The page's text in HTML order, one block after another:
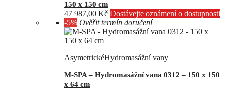
150 x 150 cm
47 987,00 Kč Dostávejte oznámení o dostupnosti
-5% Ověřit termín doručení
AsymetrickéHydromasážní vany
M-SPA – Hydromasážní vana 0312 – 150 x 150
x 64 cm